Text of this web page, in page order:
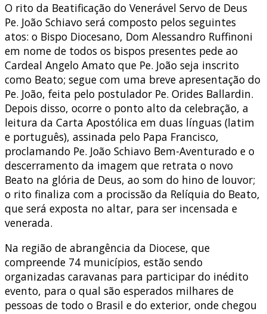
O rito da Beatificação do Venerável Servo de Deus
Pe. João Schiavo será composto pelos seguintes
atos: o Bispo Diocesano, Dom Alessandro Ruffinoni
em nome de todos os bispos presentes pede ao
Cardeal Angelo Amato que Pe. João seja inscrito
como Beato; segue com uma breve apresentação do
Pe. João, feita pelo postulador Pe. Orides Ballardin.
Depois disso, ocorre o ponto alto da celebração, a
leitura da Carta Apostólica em duas línguas (latim
e português), assinada pelo Papa Francisco,
proclamando Pe. João Schiavo Bem-Aventurado e o
descerramento da imagem que retrata o novo
Beato na glória de Deus, ao som do hino de louvor;
o rito finaliza com a procissão da Relíquia do Beato,
que será exposta no altar, para ser incensada e
venerada.
Na região de abrangência da Diocese, que
compreende 74 municípios, estão sendo
organizadas caravanas para participar do inédito
evento, para o qual são esperados milhares de
pessoas de todo o Brasil e do exterior, onde chegou